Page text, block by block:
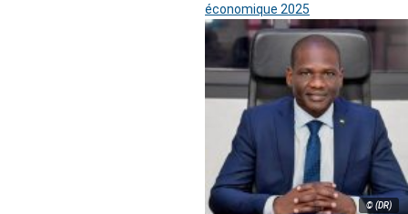
économique 2025
© (DR)